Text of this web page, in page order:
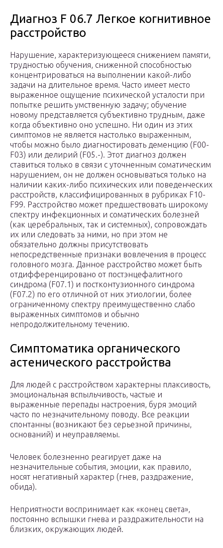
Диагноз F 06.7 Легкое когнитивное
расстройство
Нарушение, характеризующееся снижением памяти,
трудностью обучения, сниженной способностью
концентрироваться на выполнении какой-либо
задачи на длительное время. Часто имеет место
выраженное ощущение психической усталости при
попытке решить умственную задачу; обучение
новому представляется субъективно трудным, даже
когда объективно оно успешно. Ни один из этих
симптомов не является настолько выраженным,
чтобы можно было диагностировать деменцию (F00-
F03) или делирий (F05.-). Этот диагноз должен
ставиться только в связи с уточненным соматическим
нарушением, он не должен основываться только на
наличии каких-либо психических или поведенческих
расстройств, классифицированных в рубриках F10-
F99. Расстройство может предшествовать широкому
спектру инфекционных и соматических болезней
(как церебральных, так и системных), сопровождать
их или следовать за ними, но при этом не
обязательно должны присутствовать
непосредственные признаки вовлечения в процесс
головного мозга. Данное расстройство может быть
отдифференцировано от постэнцефалитного
синдрома (F07.1) и постконтузионного синдрома
(F07.2) по его отличной от них этиологии, более
ограниченному спектру преимущественно слабо
выраженных симптомов и обычно
непродолжительному течению.
Симптоматика органического
астенического расстройства
Для людей с расстройством характерны плаксивость,
эмоциональная вспыльчивость, частые и
выраженные перепады настроения, буря эмоций
часто по незначительному поводу. Все реакции
спонтанны (возникают без серьезной причины,
оснований) и неуправляемы.
Человек болезненно реагирует даже на
незначительные события, эмоции, как правило,
носят негативный характер (гнев, раздражение,
обида).
Неприятности воспринимает как «конец света»,
постоянно вспышки гнева и раздражительности на
близких, окружающих людей.